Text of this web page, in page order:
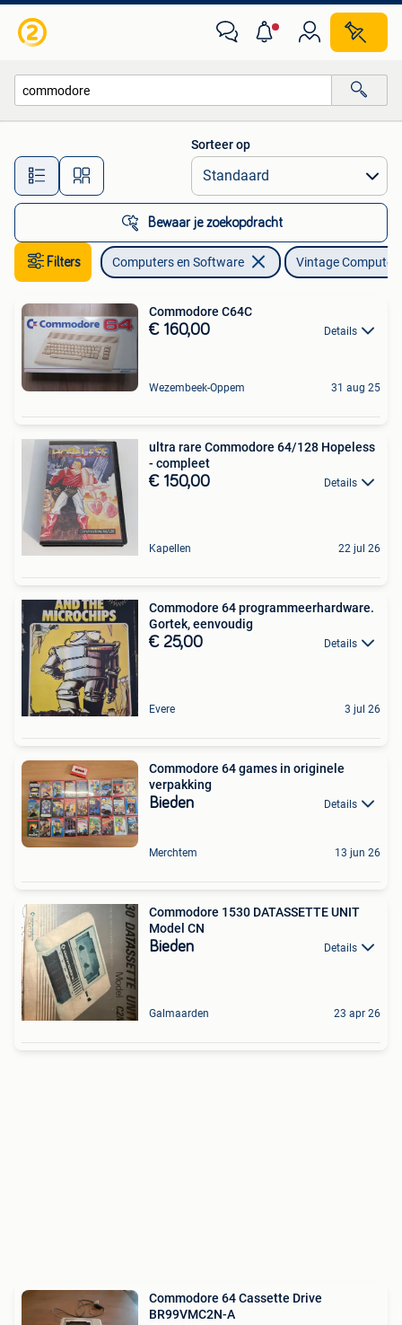
Alle afstanden…
Sorteer op
Bewaar je zoekopdracht
Filters Computers en Software Vintage
Commodore C64C
€ 160,00 Details
Wezembeek-Oppem 31 aug 25
ultra rare Commodore 64/128 Hopeless
- compleet
€ 150,00 Details
Kapellen 22 jul 26
Commodore 64 programmeerhardware.
Gortek, eenvoudig
€ 25,00 Details
Evere 3 jul 26
Commodore 64 games in originele
verpakking
Bieden Details
Merchtem 13 jun 26
Commodore 1530 DATASSETTE UNIT
Model CN
Bieden Details
Galmaarden 23 apr 26
Commodore 64 Cassette Drive
BR99VMC2N-A